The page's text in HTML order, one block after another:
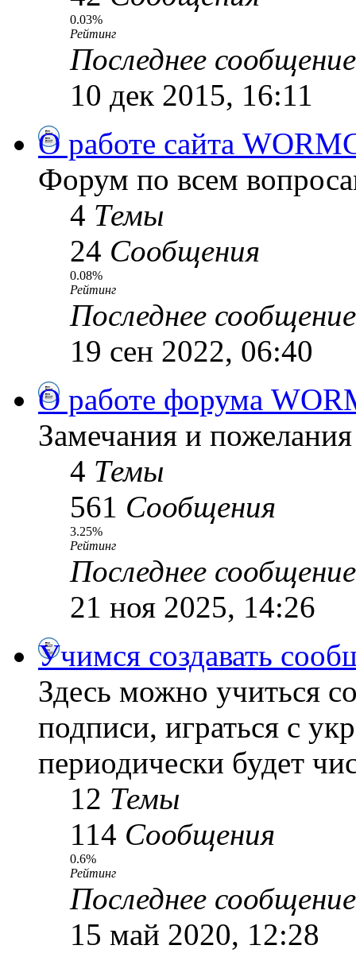
0.03%
Рейтинг
Последнее сообщение
10 дек 2015, 16:11
О работе сайта
Форум по всем
4 Темы
24 Сообщения
0.08%
Рейтинг
Последнее сообщение
19 сен 2022, 06:40
О работе форума
Замечания и
4 Темы
561 Сообщения
3.25%
Рейтинг
Последнее сообщение
21 ноя 2025, 14:26
Учимся создавать
Здесь можно учиться
подписи, играться с
периодически будет
12 Темы
114 Сообщения
0.6%
Рейтинг
Последнее сообщение
15 май 2020, 12:28